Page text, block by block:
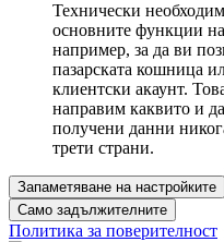
Технически
основните функции
например, за да ви
пазарската кошница
клиентски акаунт.
направим каквито и
получени данни
трети страни.
Запаметяване на настройките
Само задължителните
Политика за поверителност